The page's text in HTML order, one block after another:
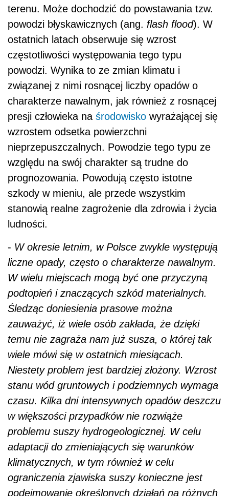
terenu. Może dochodzić do powstawania tzw.
powodzi błyskawicznych (ang. flash flood). W
ostatnich latach obserwuje się wzrost
częstotliwości występowania tego typu
powodzi. Wynika to ze zmian klimatu i
związanej z nimi rosnącej liczby opadów o
charakterze nawalnym, jak również z rosnącej
presji człowieka na środowisko wyrażającej się
wzrostem odsetka powierzchni
nieprzepuszczalnych. Powodzie tego typu ze
względu na swój charakter są trudne do
prognozowania. Powodują często istotne
szkody w mieniu, ale przede wszystkim
stanowią realne zagrożenie dla zdrowia i życia
ludności.
- W okresie letnim, w Polsce zwykle występują
liczne opady, często o charakterze nawalnym.
W wielu miejscach mogą być one przyczyną
podtopień i znaczących szkód materialnych.
Śledząc doniesienia prasowe można
zauważyć, iż wiele osób zakłada, że dzięki
temu nie zagraża nam już susza, o której tak
wiele mówi się w ostatnich miesiącach.
Niestety problem jest bardziej złożony. Wzrost
stanu wód gruntowych i podziemnych wymaga
czasu. Kilka dni intensywnych opadów deszczu
w większości przypadków nie rozwiąże
problemu suszy hydrogeologicznej. W celu
adaptacji do zmieniających się warunków
klimatycznych, w tym również w celu
ograniczenia zjawiska suszy konieczne jest
podejmowanie określonych działań na różnych